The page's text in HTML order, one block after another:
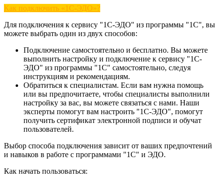
Как подключить «1С-ЭДО»?
Для подключения к сервису "1С-ЭДО" из программы "1С", вы
можете выбрать один из двух способов:
Подключение самостоятельно и бесплатно. Вы можете
выполнить настройку и подключение к сервису "1С-
ЭДО" из программы "1С" самостоятельно, следуя
инструкциям и рекомендациям.
Обратиться к специалистам. Если вам нужна помощь
или вы предпочитаете, чтобы специалисты выполнили
настройку за вас, вы можете связаться с нами. Наши
эксперты помогут вам настроить "1С-ЭДО", помогут
получить сертификат электронной подписи и обучат
пользователей.
Выбор способа подключения зависит от ваших предпочтений
и навыков в работе с программами "1С" и ЭДО.
Как начать пользоваться: